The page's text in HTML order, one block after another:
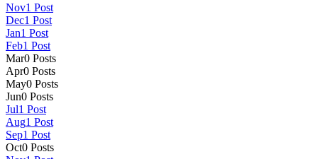
Nov1 Post
Dec1 Post
Jan1 Post
Feb1 Post
Mar0 Posts
Apr0 Posts
May0 Posts
Jun0 Posts
Jul1 Post
Aug1 Post
Sep1 Post
Oct0 Posts